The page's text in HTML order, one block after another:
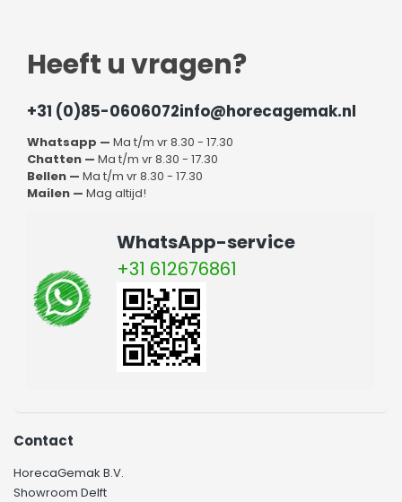
Heeft u vragen?
+31 (0)85-0606072info@horecagemak.nl
Whatsapp — Ma t/m vr 8.30 - 17.30
Chatten — Ma t/m vr 8.30 - 17.30
Bellen — Ma t/m vr 8.30 - 17.30
Mailen — Mag altijd!
WhatsApp-service
+31 612676861
Contact
HorecaGemak B.V.
Showroom Delft